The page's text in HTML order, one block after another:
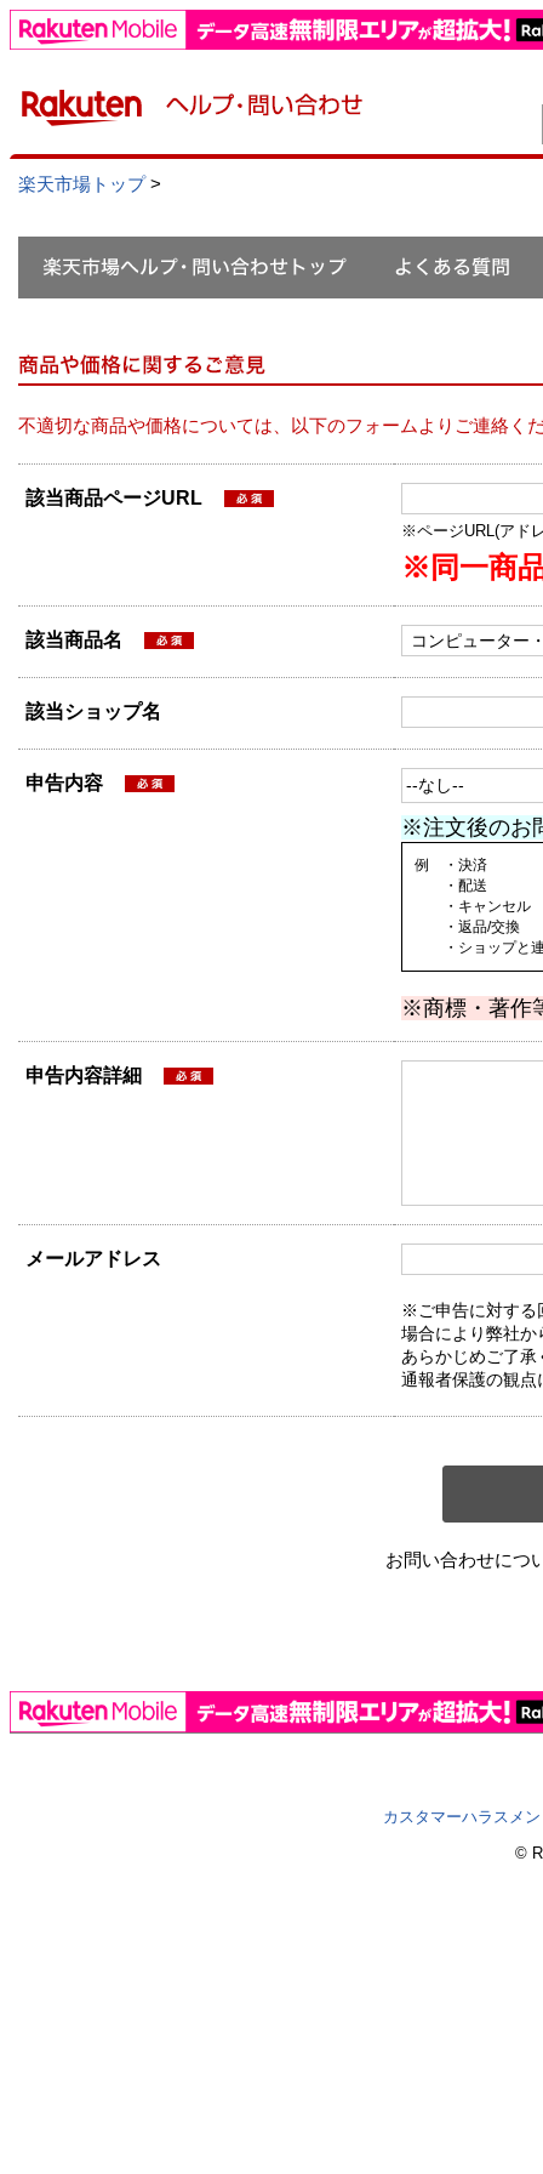
楽天市場トップ>
不適切な商品や価格については、以下のフォームよりご連絡く
該当商品ページURL
※ページURL(アド
※同一商
該当商品名
該当ショップ名
申告内容
※注文後のお
例 ・決済
・配送
・キャンセル
・返品/交換
・ショップと連
※商標・著作
申告内容詳細
メールアドレス
※ご申告に対する
場合により弊社か
あらかじめご了承
通報者保護の観点
お問い合わせにつ
カスタマーハラスメ
©